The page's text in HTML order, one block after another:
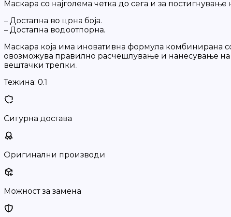
Маскара со најголема четка до сега и за
– Достапна во црна боја.
– Достапна водоотпорна.
Маскара која има иновативна формула комбинирана
овозможува правилно расчешлување и нанесување на
вештачки трепки.
Тежина: 0.1
Сигурна достава
Оригинални производи
Можност за замена